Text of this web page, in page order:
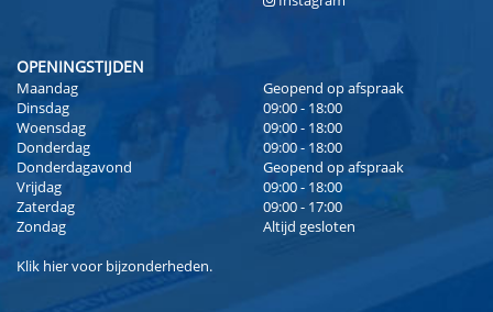
OPENINGSTIJDEN
Maandag
Geopend op afspraak
Dinsdag
09:00 - 18:00
Woensdag
09:00 - 18:00
Donderdag
09:00 - 18:00
Donderdagavond
Geopend op afspraak
Vrijdag
09:00 - 18:00
Zaterdag
09:00 - 17:00
Zondag
Altijd gesloten
Klik hiervoor bijzonderheden.